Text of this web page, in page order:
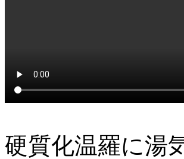
硬質化温羅に湯